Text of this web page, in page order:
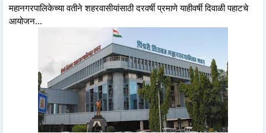
महानगरपालिकेच्या वतीने शहरवासीयांसाठी दरवर्षी प्रमाणे याहीवर्षी दिवाळी पहाटचे
आयोजन...